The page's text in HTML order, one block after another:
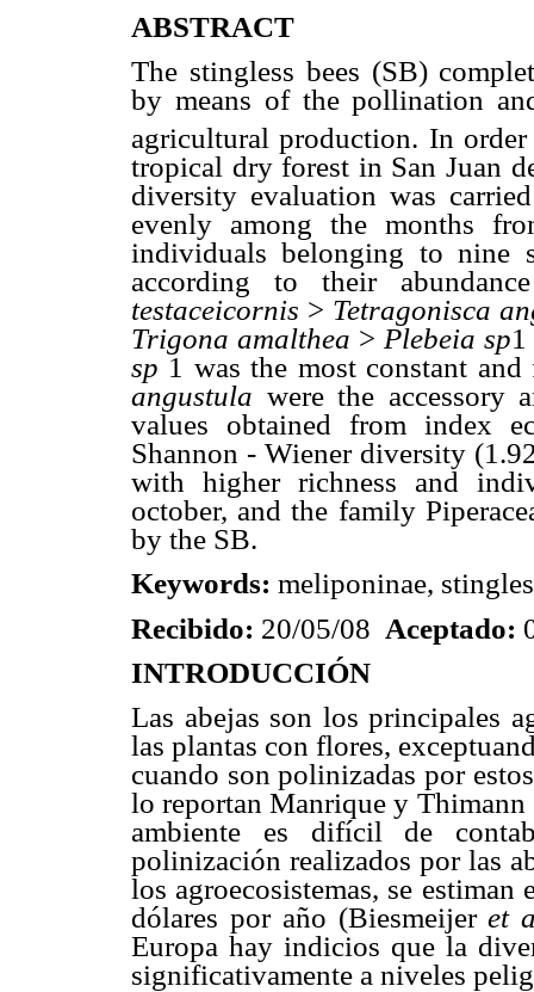
ABSTRACT
The stingless bees (SB)
by means of the pollination
agricultural production. In
tropical dry forest in San Juan
diversity evaluation was
evenly among the months
individuals belonging to nine
according to their
testaceicornis > Tetragonisca
Trigona amalthea > Plebeia sp
sp 1 was the most constant
angustula were the accessory
values obtained from index
Shannon - Wiener diversity
with higher richness and
october, and the family
by the SB.
Keywords: meliponinae,
Recibido: 20/05/08 Aceptado:
INTRODUCCIÓN
Las abejas son los principales
las plantas con flores,
cuando son polinizadas por
lo reportan Manrique y
ambiente es difícil de
polinización realizados por las
los agroecosistemas, se
dólares por año (Biesmeijeret
Europa hay indicios que la
significativamente a niveles